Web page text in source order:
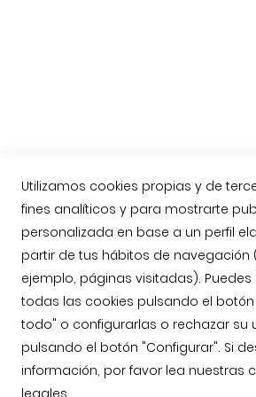
Garantía de Calidad
Compromiso de
Todos nuestros animales son
en libertad y con piensos naturales.
Calidad certificada durante todo el
Utilizamos cookies propias y de
fines analíticos y para mostrarte
personalizada en base a un perfil
partir de tus hábitos de navegación
ejemplo, páginas visitadas).
todas las cookies pulsando el
todo" o configurarlas o rechazar su
pulsando el botón "Configurar". Si
información, por favor lea nuestras
legales